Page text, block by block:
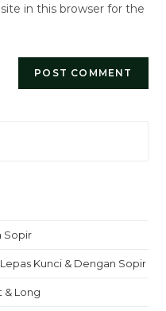
in this browser for the
Sopir
Kunci & Dengan Sopir
& Long